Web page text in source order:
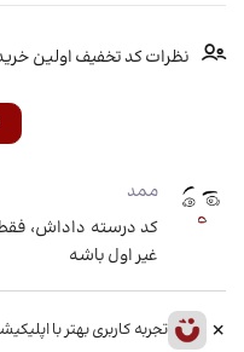
× تجربه کاربری بهتر با
نظرات کد تخفیف اولین
ممد
کد درسته داداش،
غیر اول باشه